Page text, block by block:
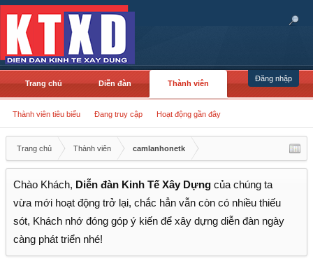
Đăng nhập
Trang chủ Diễn đàn Thành viên
Thành viên tiêu biểu Đang truy cập Hoạt động gần đây
Trang chủ Thành viên camlanhonetk
Chào Khách, Diễn đàn Kinh Tế Xây Dựng của chúng ta
vừa mới hoạt động trở lại, chắc hẳn vẫn còn có nhiều thiếu
sót, Khách nhớ đóng góp ý kiến để xây dựng diễn đàn ngày
càng phát triển nhé!